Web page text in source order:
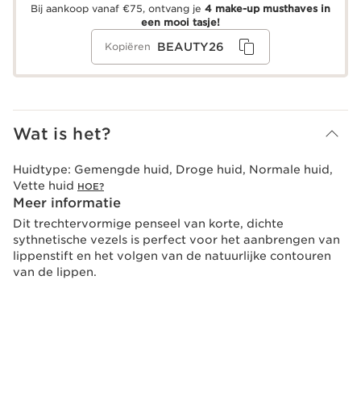
Bij aankoop vanaf €75, ontvang je4 make-up musthaves in
een mooi tasje!
Kopiëren BEAUTY26
Wat is het?
Huidtype: Gemengde huid, Droge huid, Normale huid,
Vette huid HOE?
Meer informatie
Dit trechtervormige penseel van korte, dichte
sythnetische vezels is perfect voor het aanbrengen van
lippenstift en het volgen van de natuurlijke contouren
van de lippen.